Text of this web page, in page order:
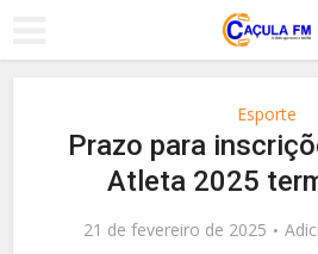
Esporte
Prazo para
Atleta 2025
21 de fevereiro de 2025